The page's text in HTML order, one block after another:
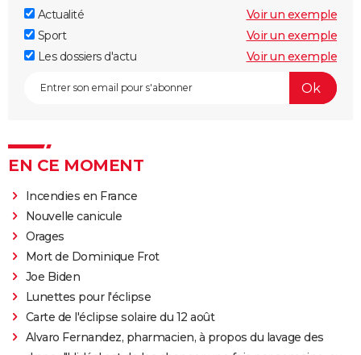
Actualité
Voir un exemple
Sport
Voir un exemple
Les dossiers d'actu
Voir un exemple
EN CE MOMENT
Incendies en France
Nouvelle canicule
Orages
Mort de Dominique Frot
Joe Biden
Lunettes pour l'éclipse
Carte de l'éclipse solaire du 12 août
Alvaro Fernandez, pharmacien, à propos du lavage des